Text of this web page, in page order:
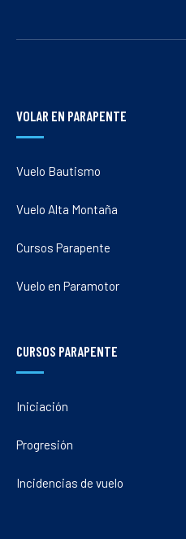
VOLAR EN PARAPENTE
Vuelo Bautismo
Vuelo Alta Montaña
Cursos Parapente
Vuelo en Paramotor
CURSOS PARAPENTE
Iniciación
Progresión
Incidencias de vuelo